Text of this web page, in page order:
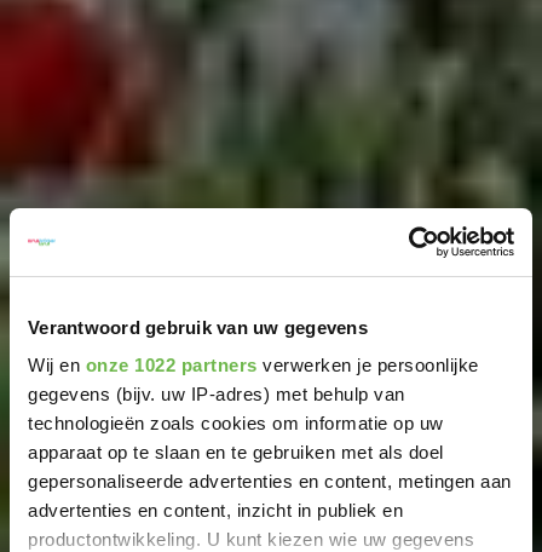
Verantwoord gebruik van uw gegevens
Wij en onze 1022 partners verwerken je persoonlijke
gegevens (bijv. uw IP-adres) met behulp van
technologieën zoals cookies om informatie op uw
apparaat op te slaan en te gebruiken met als doel
gepersonaliseerde advertenties en content, metingen aan
advertenties en content, inzicht in publiek en
productontwikkeling. U kunt kiezen wie uw gegevens